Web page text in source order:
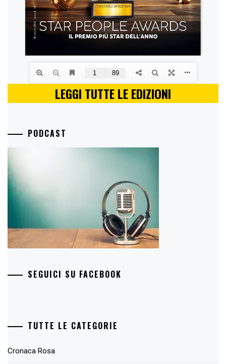
LEGGI TUTTE LE EDIZIONI
PODCAST
SEGUICI SU FACEBOOK
TUTTE LE CATEGORIE
Cronaca Rosa